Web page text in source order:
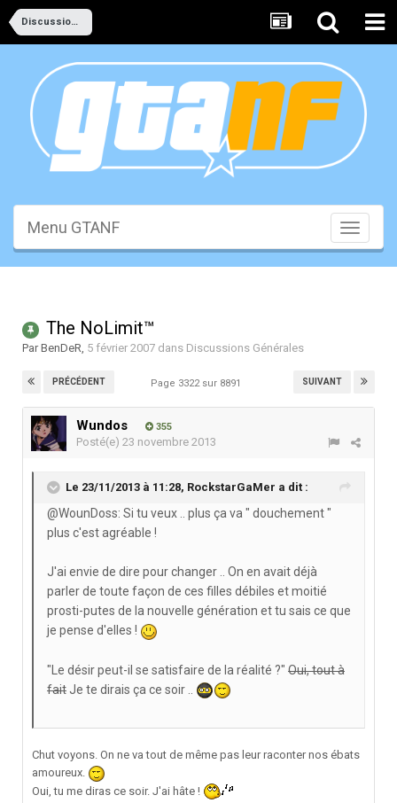
Discussions Générales
Toggle
Menu GTANF
The NoLimit™
ParBenDeR, 5 février 2007 dans Discussions Générales
PRÉCÉDENT SUIVANT
Page 3322 sur 8891
Wundos 355
Posté(e) 23 novembre 2013
Le 23/11/2013 à 11:28, RockstarGaMer a dit :
@WounDoss: Si tu veux .. plus ça va " douchement "
plus c'est agréable !
J'ai envie de dire pour changer .. On en avait déjà
parler de toute façon de ces filles débiles et moitié
prosti-putes de la nouvelle génération et tu sais ce que
je pense d'elles !
"Le désir peut-il se satisfaire de la réalité ?" Oui, tout à
faitJe te dirais ça ce soir ..
Chut voyons. On ne va tout de même pas leur raconter nos ébats
amoureux.
Oui, tu me diras ce soir. J'ai hâte !